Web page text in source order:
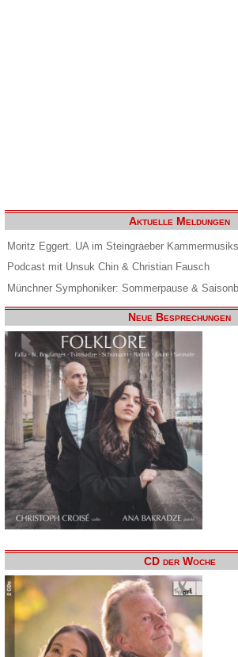
Aktuelle Meldungen
Moritz Eggert. UA im Steingraeber
Podcast mit Unsuk Chin & Christian Fausch
Münchner Symphoniker: Sommerpause &
Neue Besprechungen
CD der Woche